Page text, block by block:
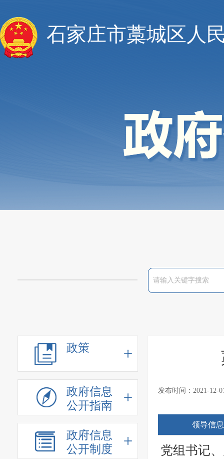
石家庄市藁城区人
政策
政府信息
公开指南
政府信息
公开制度
发布时间：2021-
领导信息
党组书记